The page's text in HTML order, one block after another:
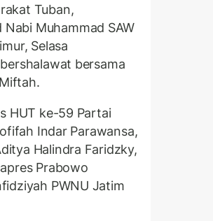
Tuban,
Muhammad SAW
Selasa
bersama
HUT ke-59 Partai
Indar Parawansa,
Halindra Faridzky,
Prabowo
PWNU Jatim